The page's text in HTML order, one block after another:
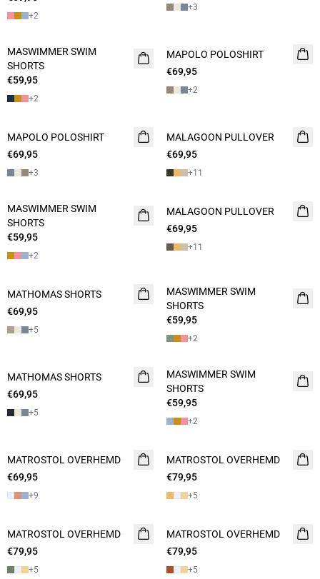
+2
+3
NIEUW
2 FOR 120
MASWIMMER SWIM
SHORTS
€59,95
+2
NIEUW
2 FOR 120
MAPOLO POLOSHIRT
€69,95
+2
NIEUW
2 FOR 120
MAPOLO POLOSHIRT
€69,95
+3
NIEUW
2 FOR 120
MALAGOON PULLOVER
€69,95
+11
2 FOR 120
MASWIMMER SWIM
SHORTS
€59,95
+2
NIEUW
2 FOR 120
MALAGOON PULLOVER
€69,95
+11
2 FOR 120
MATHOMAS SHORTS
€69,95
+5
2 FOR 120
MASWIMMER SWIM
SHORTS
€59,95
+2
2 FOR 120
MATHOMAS SHORTS
€69,95
+5
2 FOR 120
MASWIMMER SWIM
SHORTS
€59,95
+2
2 FOR 120
MATROSTOL OVERHEMD
€69,95
+9
NIEUW
2 FOR 120
MATROSTOL OVERHEMD
€79,95
+5
NIEUW
2 FOR 120
MATROSTOL OVERHEMD
€79,95
+5
NIEUW
2 FOR 120
MATROSTOL OVERHEMD
€79,95
+5